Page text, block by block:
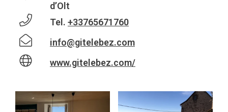
d’Olt
Tel. +33765671760
info@gitelebez.com
www.gitelebez.com/